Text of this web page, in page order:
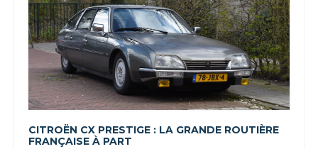
CITROËN CX PRESTIGE : LA GRANDE ROUTIÈRE
FRANÇAISE À PART